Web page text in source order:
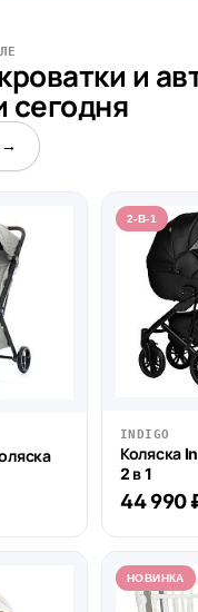
и
сегодня
→
2-В-1
INDIGO
Коляска
2 в 1
44 990
НОВИНКА